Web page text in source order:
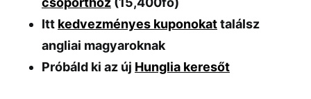
Itt kedvezményes kuponokattalálsz
angliai magyaroknak
Próbáld ki az új Hunglia keresőt